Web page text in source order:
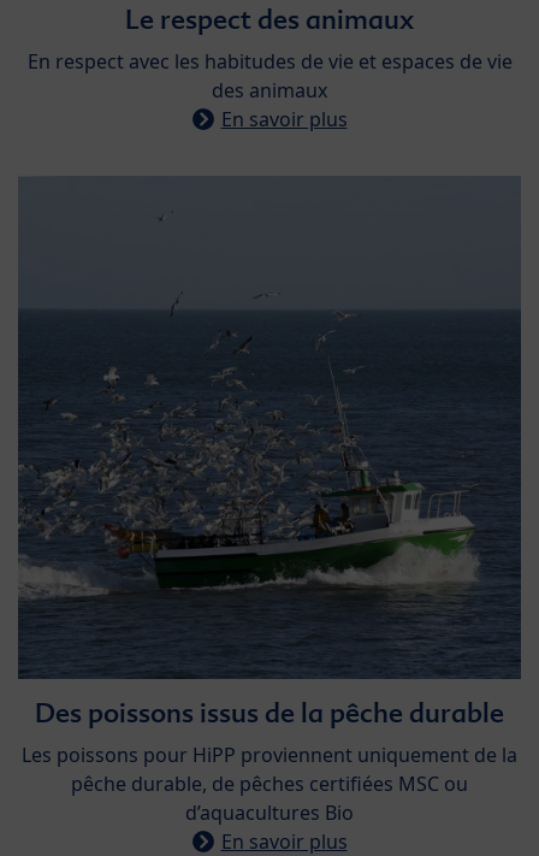
Le respect des animaux
En respect avec les habitudes de vie et espaces de vie
des animaux
En savoir plus
Des poissons issus de la pêche durable
Les poissons pour HiPP proviennent uniquement de la
pêche durable, de pêches certifiées MSC ou
d’aquacultures Bio
En savoir plus